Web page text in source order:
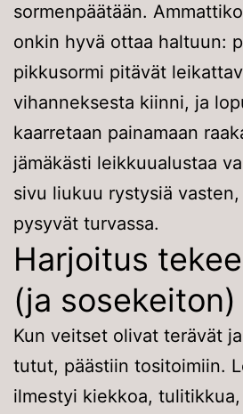
sormenpäätään.
onkin hyvä ottaa haltuun:
pikkusormi pitävät
vihanneksesta kiinni, ja
kaarretaan painamaan
jämäkästi leikkuualustaa
sivu liukuu rystysiä
pysyvät turvassa.
Harjoitus
(ja sosekeiton)
Kun veitset olivat terävät
tutut, päästiin tositoimiin.
ilmestyi kiekkoa,